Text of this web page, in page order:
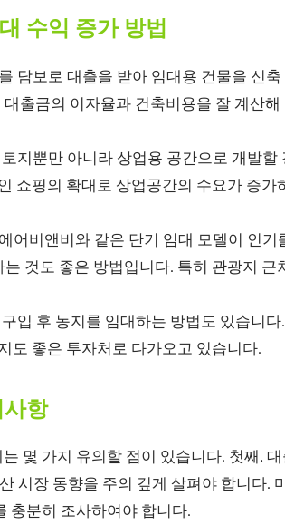
수익 증가 방법
담보로 대출을 받아 임대용 건물을 신
출금의 이자율과 건축비용을 잘 계산
지뿐만 아니라 상업용 공간으로 개발
쇼핑의 확대로 상업공간의 수요가 증가
어비앤비와 같은 단기 임대 모델이 인
것도 좋은 방법입니다. 특히 관광지 근
입 후 농지를 임대하는 방법도 있습니
도 좋은 투자처로 다가오고 있습니다.
항
몇 가지 유의할 점이 있습니다. 첫째,
시장 동향을 주의 깊게 살펴야 합니다.
충분히 조사하여야 합니다.